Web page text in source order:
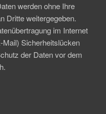
werden ohne Ihre
Dritte weitergegeben.
im Internet
Sicherheitslücken
der Daten vor dem